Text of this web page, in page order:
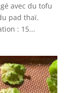
avec du tofu
pad thaï.
: 15...